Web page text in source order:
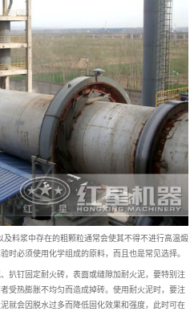
及料浆中存在的粗颗粒通常会使其不得不进行高温煅
时必须使用化学组成的原料，而且也是常见选择。
扒钉固定耐火砖，表面或缝隙加耐火泥，要特别注
受热膨胀不均匀而造成掉砖。使用耐火泥时，要注
就会因脱水过多而降低固化效果和强度，此时可在